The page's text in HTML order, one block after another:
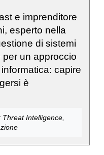
e imprenditore
esperto nella
di sistemi
un approccio
capire
è
Threat Intelligence,